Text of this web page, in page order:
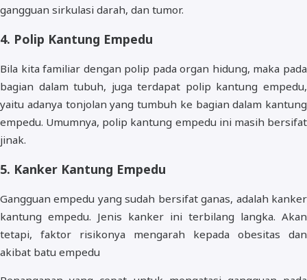
gangguan sirkulasi darah, dan tumor.
4. Polip Kantung Empedu
Bila kita familiar dengan polip pada organ hidung, maka pada
bagian dalam tubuh, juga terdapat polip kantung empedu,
yaitu adanya tonjolan yang tumbuh ke bagian dalam kantung
empedu. Umumnya, polip kantung empedu ini masih bersifat
jinak.
5. Kanker Kantung Empedu
Gangguan empedu yang sudah bersifat ganas, adalah kanker
kantung empedu. Jenis kanker ini terbilang langka. Akan
tetapi, faktor risikonya mengarah kepada obesitas dan
akibat batu empedu